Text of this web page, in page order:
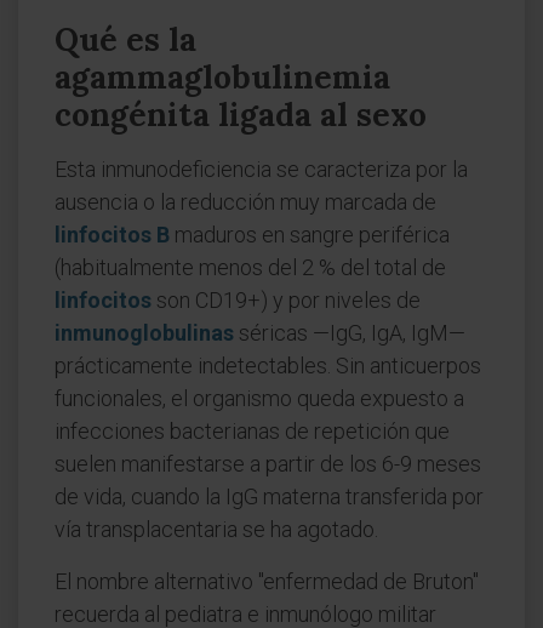
Qué es la
agammaglobulinemia
congénita ligada al sexo
Esta inmunodeficiencia se caracteriza por la
ausencia o la reducción muy marcada de
linfocitos B maduros en sangre periférica
(habitualmente menos del 2 % del total de
linfocitos son CD19+) y por niveles de
inmunoglobulinas séricas —IgG, IgA, IgM—
prácticamente indetectables. Sin anticuerpos
funcionales, el organismo queda expuesto a
infecciones bacterianas de repetición que
suelen manifestarse a partir de los 6-9 meses
de vida, cuando la IgG materna transferida por
vía transplacentaria se ha agotado.
El nombre alternativo "enfermedad de Bruton"
recuerda al pediatra e inmunólogo militar